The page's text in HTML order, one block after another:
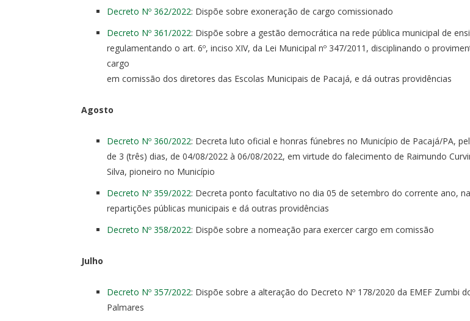
Decreto Nº 362/2022: Dispõe sobre exoneração de cargo comissionado
Decreto Nº 361/2022: Dispõe sobre a gestão democrática na rede pública municipal de
regulamentando o art. 6º, inciso XIV, da Lei Municipal nº 347/2011, disciplinando o
cargo
em comissão dos diretores das Escolas Municipais de Pacajá, e dá outras providências
Agosto
Decreto Nº 360/2022: Decreta luto oficial e honras fúnebres no Município de Pacajá/PA,
de 3 (três) dias, de 04/08/2022 à 06/08/2022, em virtude do falecimento de Raimundo
Silva, pioneiro no Município
Decreto Nº 359/2022: Decreta ponto facultativo no dia 05 de setembro do corrente ano,
repartições públicas municipais e dá outras providências
Decreto Nº 358/2022: Dispõe sobre a nomeação para exercer cargo em comissão
Julho
Decreto Nº 357/2022: Dispõe sobre a alteração do Decreto Nº 178/2020 da EMEF Zumbi
Palmares